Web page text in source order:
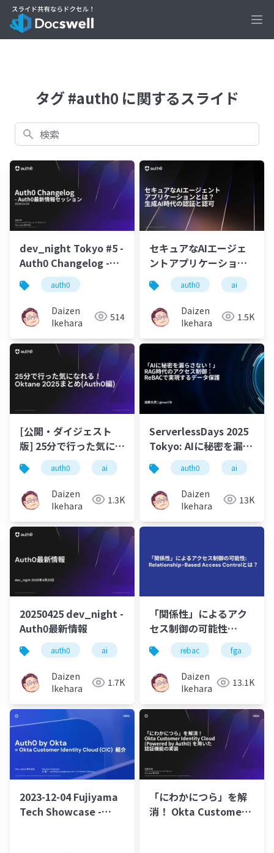
タグ #auth0 に関するスライド
検索
dev_night Tokyo #5 -
Auth0 Changelog -
Auth0最新情報セッシ
ョン (2026.04)
auth0
Daizen
Ikehara
514
セキュアなAIエージェ
ントアプリケーション
とは？ 生成AI時代の認
証と認可
auth0 ai
Daizen
Ikehara
1.5K
[公開・ダイジェスト
版] 25分で行った気にな
れる！ Oktane 2025ま
とめ(Auth0編)
auth0 ai oktane
Daizen
Ikehara
1.3K
ServerlessDays 2025
Tokyo: AIに秘密を漏ら
さない！」RAG時代の
アクセス制御：ReBAC
で実現するデータ保護
auth0 ai
Daizen
Ikehara
13K
20250425 dev_night -
Auth0最新情報
auth0 ai 認証 認可 saas
Daizen
Ikehara
1.7K
「関係性」によるアク
セス制御の可能性
Relationship-Based
Access Controlとは？
rebac fga
Daizen
Ikehara
13.1K
2023-12-04 Fujiyama
Tech Showcase -
「にわかにつら」を解
消！ Okta Customer